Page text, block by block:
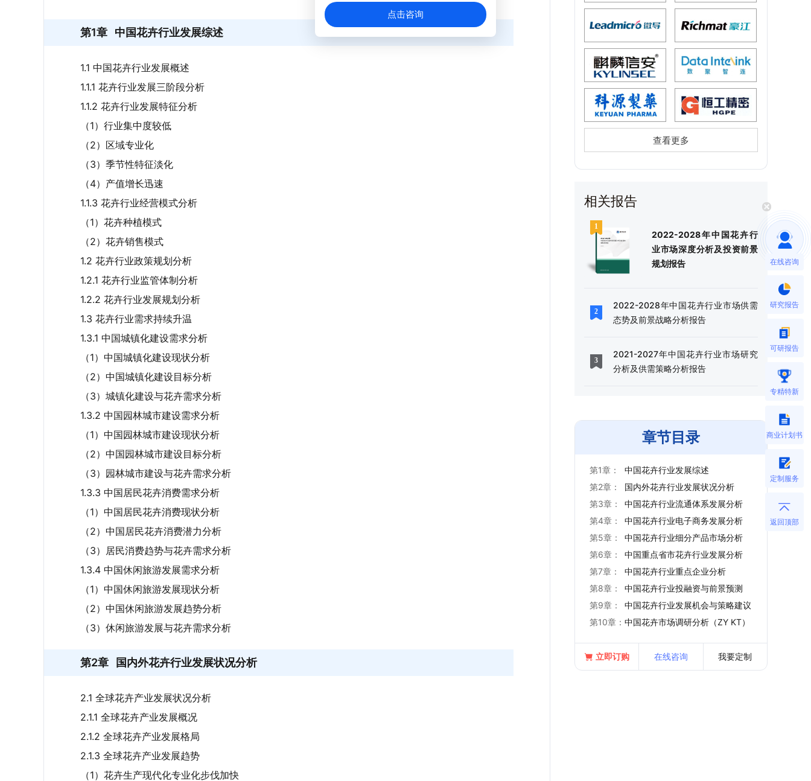
第1章 中国花卉行业发展综述
1.1 中国花卉行业发展概述
1.1.1 花卉行业发展三阶段分析
1.1.2 花卉行业发展特征分析
（1）行业集中度较低
（2）区域专业化
（3）季节性特征淡化
（4）产值增长迅速
1.1.3 花卉行业经营模式分析
（1）花卉种植模式
（2）花卉销售模式
1.2 花卉行业政策规划分析
1.2.1 花卉行业监管体制分析
1.2.2 花卉行业发展规划分析
1.3 花卉行业需求持续升温
1.3.1 中国城镇化建设需求分析
（1）中国城镇化建设现状分析
（2）中国城镇化建设目标分析
（3）城镇化建设与花卉需求分析
1.3.2 中国园林城市建设需求分析
（1）中国园林城市建设现状分析
（2）中国园林城市建设目标分析
（3）园林城市建设与花卉需求分析
1.3.3 中国居民花卉消费需求分析
（1）中国居民花卉消费现状分析
（2）中国居民花卉消费潜力分析
（3）居民消费趋势与花卉需求分析
1.3.4 中国休闲旅游发展需求分析
（1）中国休闲旅游发展现状分析
（2）中国休闲旅游发展趋势分析
（3）休闲旅游发展与花卉需求分析
第2章 国内外花卉行业发展状况分析
2.1 全球花卉产业发展状况分析
2.1.1 全球花卉产业发展概况
2.1.2 全球花卉产业发展格局
2.1.3 全球花卉产业发展趋势
（1）花卉生产现代化专业化步伐加快
查看更多
相关报告
2022-2028年中国花卉行
业市场深度分析及投资前景
规划报告
2022-2028年中国花卉行业市场供需
态势及前景战略分析报告
2021-2027年中国花卉行业市场研究
分析及供需策略分析报告
章节目录
第1章：
中国花卉行业发展综述
第2章：
国内外花卉行业发展状况分析
第3章：
中国花卉行业流通体系发展分析
第4章：
中国花卉行业电子商务发展分析
第5章：
中国花卉行业细分产品市场分析
第6章：
中国重点省市花卉行业发展分析
第7章：
中国花卉行业重点企业分析
第8章：
中国花卉行业投融资与前景预测
第9章：
中国花卉行业发展机会与策略建议
第10章： 中国花卉市场调研分析（ZY KT）
立即订购 在线咨询 我要定制
在线咨询
研究报告
可研报告
专精特新
商业计划书
定制服务
返回顶部
点击咨询